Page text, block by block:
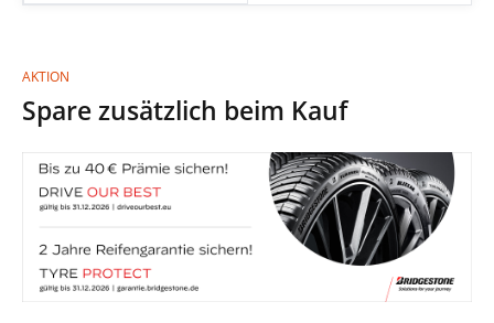
AKTION
Spare zusätzlich beim Kauf